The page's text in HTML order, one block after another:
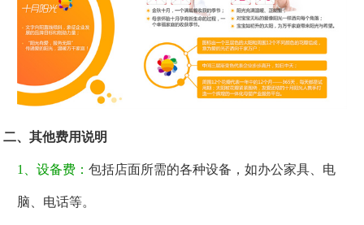
二、其他费用说明
1、设备费：包括店面所需的各种设备，如办公家具、电
脑、电话等。